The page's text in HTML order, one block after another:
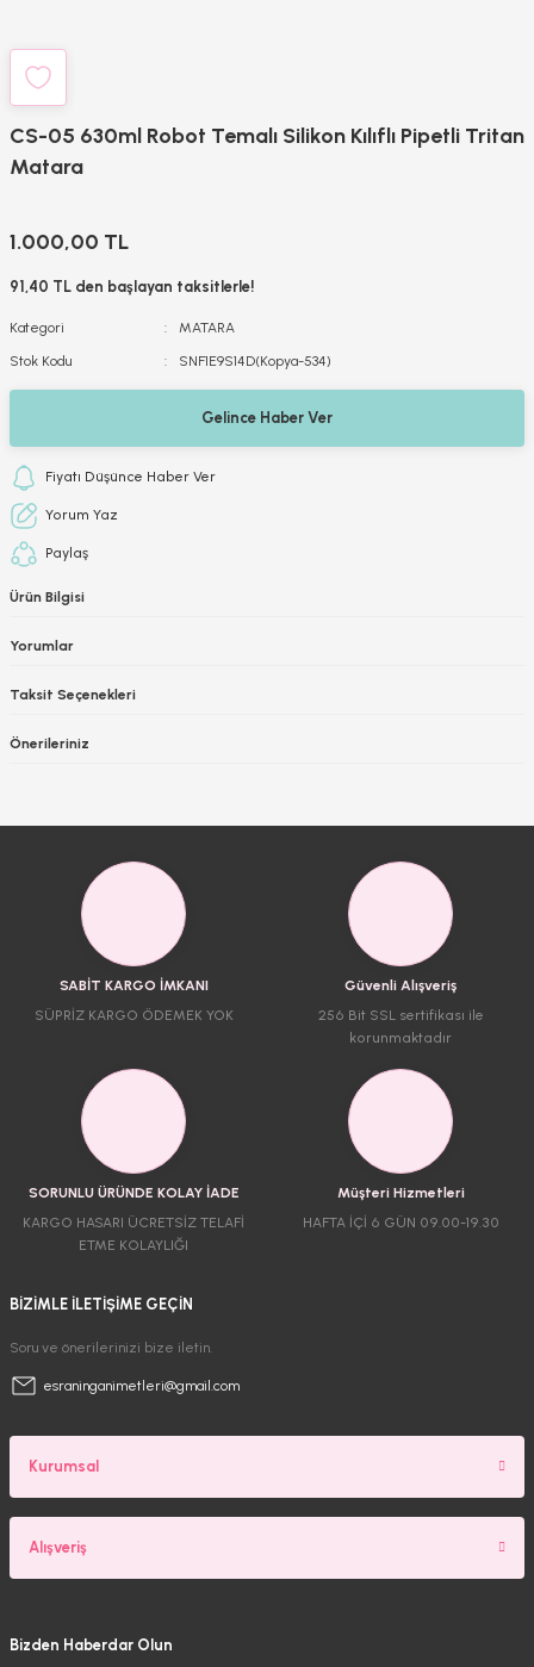
CS-05 630ml Robot Temalı Silikon Kılıflı Pipetli Tritan
Matara
1.000,00 TL
91,40 TL den başlayan taksitlerle!
Kategori
MATARA
Stok Kodu
SNF1E9S14D(Kopya-534)
Gelince Haber Ver
Fiyatı Düşünce Haber Ver
Yorum Yaz
Paylaş
Ürün Bilgisi
Yorumlar
Taksit Seçenekleri
Önerileriniz
SABİT KARGO İMKANI
SÜPRİZ KARGO ÖDEMEK YOK
Güvenli Alışveriş
256 Bit SSL sertifikası ile
korunmaktadır
SORUNLU ÜRÜNDE KOLAY İADE
KARGO HASARI ÜCRETSİZ TELAFİ
ETME KOLAYLIĞI
Müşteri Hizmetleri
HAFTA İÇİ 6 GÜN 09.00-19.30
BİZİMLE İLETİŞİME GEÇİN
Soru ve önerilerinizi bize iletin.
esraninganimetleri@gmail.com
Kurumsal
Alışveriş
Bizden Haberdar Olun